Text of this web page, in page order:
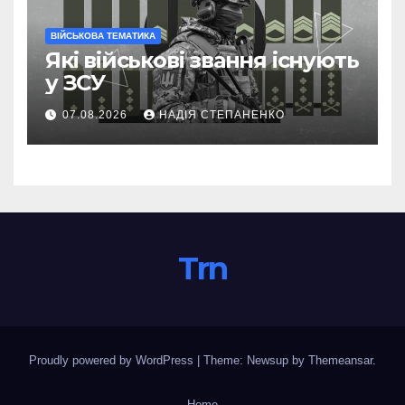
ВІЙСЬКОВА ТЕМАТИКА
Які військові звання існують
у ЗСУ
07.08.2026 НАДІЯ СТЕПАНЕНКО
Trn
Proudly powered by WordPress Theme: Newsup by Themeansar.